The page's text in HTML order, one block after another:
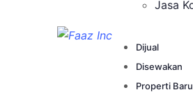
Jasa
Dijual
Disewakan
Properti Baru